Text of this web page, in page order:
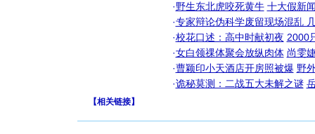
·野生东北虎咬死黄牛 十大假新
·专家辩论伪科学废留现场混乱
·校花口述：高中时献初夜 2000
·女白领祼体聚会放纵肉体 尚雯
·曹颖印小天酒店开房照被爆 野
·诡秘莫测：二战五大未解之谜
【相关链接】